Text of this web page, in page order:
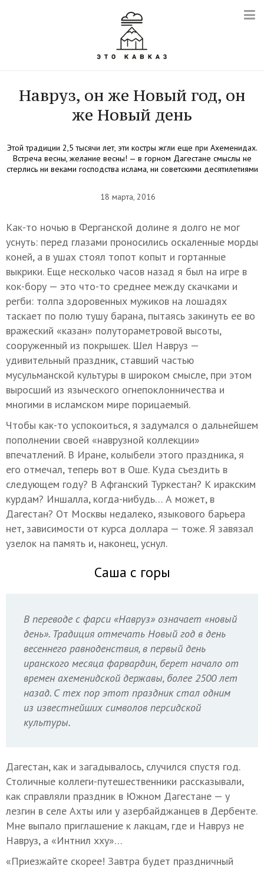
Навруз, он же Новый год, он
же Новый день
Этой традиции 2,5 тысячи лет, эти костры жгли еще при Ахеменидах.
Встреча весны, желание весны! — в горном Дагестане смыслы не
стерлись ни веками господства ислама, ни советскими десятилетиями
18 марта, 2016
Как-то ночью в Ферганской долине я долго не мог
уснуть: перед глазами проносились оскаленные морды
коней, а в ушах стоял топот копыт и гортанные
выкрики. Еще несколько часов назад я был на игре в
кок-бору — это что-то среднее между скачками и
регби: толпа здоровенных мужиков на лошадях
таскает по полю тушу барана, пытаясь закинуть ее во
вражеский «казан» полутораметровой высоты,
сооруженный из покрышек. Шел Навруз —
удивительный праздник, ставший частью
мусульманской культуры в широком смысле, при этом
выросший из языческого огнепоклонничества и
многими в исламском мире порицаемый.
Чтобы как-то успокоиться, я задумался о дальнейшем
пополнении своей «наврузной коллекции»
впечатлений. В Иране, колыбели этого праздника, я
его отмечал, теперь вот в Оше. Куда съездить в
следующем году? В Афганский Туркестан? К иракским
курдам? Иншалла, когда-нибудь… А может, в
Дагестан? От Москвы недалеко, языкового барьера
нет, зависимости от курса доллара — тоже. Я завязал
узелок на память и, наконец, уснул.
Саша с горы
В переводе с фарси «Навруз» означает «новый
день». Традиция отмечать Новый год в день
весеннего равноденствия, в первый день
иранского месяца фарвардин, берет начало от
времен ахеменидской державы, более 2500 лет
назад. С тех пор этот праздник стал одним
из известнейших символов персидской
культуры.
Дагестан, как и загадывалось, случился спустя год.
Столичные коллеги-путешественники рассказывали,
как справляли праздник в Южном Дагестане — у
лезгин в селе Ахты или у азербайджанцев в Дербенте.
Мне выпало приглашение к лакцам, где и Навруз не
Навруз, а «Интнил хху»…
«Приезжайте скорее! Завтра будет праздничный